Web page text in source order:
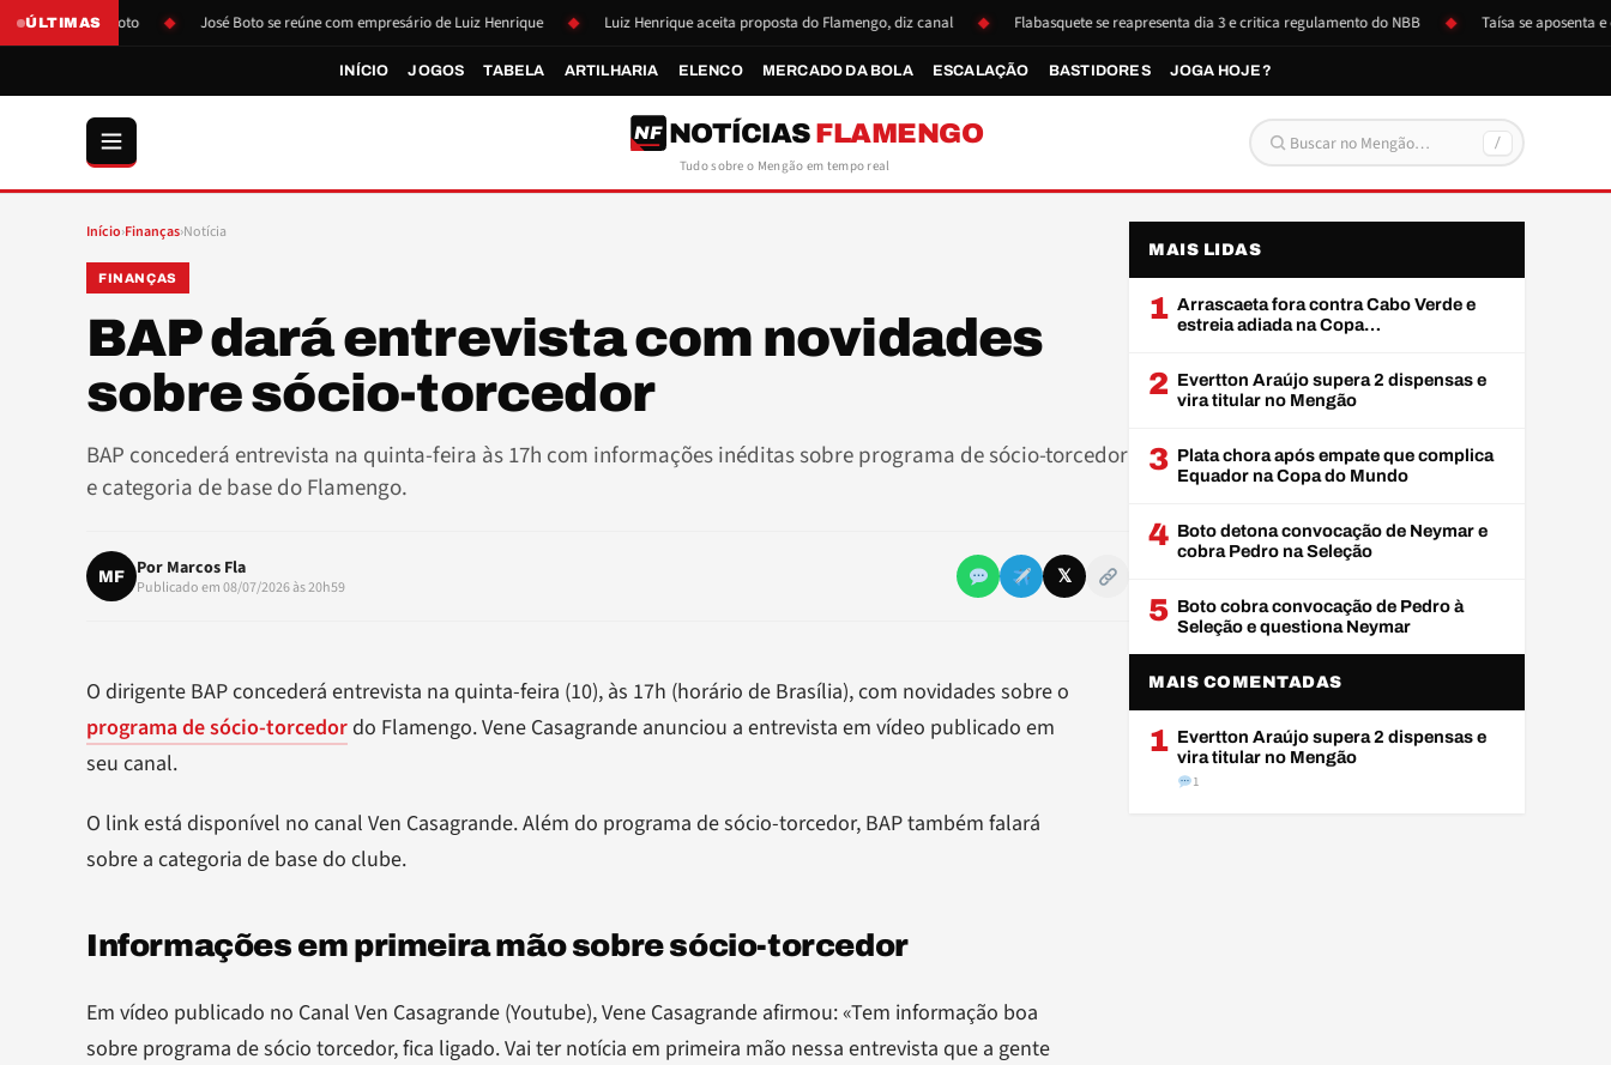
ÚLTIMAS
de Boto José Boto se reúne com empresário de Luiz Henrique Luiz Henrique aceita proposta do Flamengo, diz canal Flabasquete se reapresenta dia 3 e critica regulamento do NBB Taísa se aposenta e doa
INÍCIO JOGOS TABELA ARTILHARIA ELENCO MERCADO DA BOLA ESCALAÇÃO BASTIDORES JOGA HOJE?
NF NOTÍCIAS FLAMENGO
Tudo sobre o Mengão em tempo real Buscar por: /
Início›Finanças›Notícia
FINANÇAS
BAP dará entrevista com novidades
sobre sócio-torcedor
BAP concederá entrevista na quinta-feira às 17h com informações inéditas sobre programa de sócio-torcedor
e categoria de base do Flamengo.
MF Por Marcos Fla
Publicado em 08/07/2026 às 20h59
𝕏
O dirigente BAP concederá entrevista na quinta-feira (10), às 17h (horário de Brasília), com novidades sobre o
programa de sócio-torcedor do Flamengo. Vene Casagrande anunciou a entrevista em vídeo publicado em
seu canal.
O link está disponível no canal Ven Casagrande. Além do programa de sócio-torcedor, BAP também falará
sobre a categoria de base do clube.
Informações em primeira mão sobre sócio-torcedor
Em vídeo publicado no Canal Ven Casagrande (Youtube), Vene Casagrande afirmou: «Tem informação boa
sobre programa de sócio torcedor, fica ligado. Vai ter notícia em primeira mão nessa entrevista que a gente
MAIS LIDAS
1 Arrascaeta fora contra Cabo Verde e
estreia adiada na Copa…
2 Evertton Araújo supera 2 dispensas e
vira titular no Mengão
3 Plata chora após empate que complica
Equador na Copa do Mundo
4 Boto detona convocação de Neymar e
cobra Pedro na Seleção
5 Boto cobra convocação de Pedro à
Seleção e questiona Neymar
MAIS COMENTADAS
1 Evertton Araújo supera 2 dispensas e
vira titular no Mengão
1